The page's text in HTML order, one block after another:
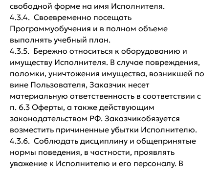
свободной форме на имя Исполнителя.
4.3.4. Своевременно посещать
Программуобучения и в полном объеме
выполнять учебный план.
4.3.5. Бережно относиться к оборудованию и
имуществу Исполнителя. В случае повреждения,
поломки, уничтожения имущества, возникшей по
вине Пользователя, Заказчик несет
материальную ответственность в соответствии с
п. 6.3 Оферты, а также действующим
законодательством РФ. Заказчикобязуется
возместить причиненные убытки Исполнителю.
4.3.6. Соблюдать дисциплину и общепринятые
нормы поведения, в частности, проявлять
уважение к Исполнителю и его персоналу. В